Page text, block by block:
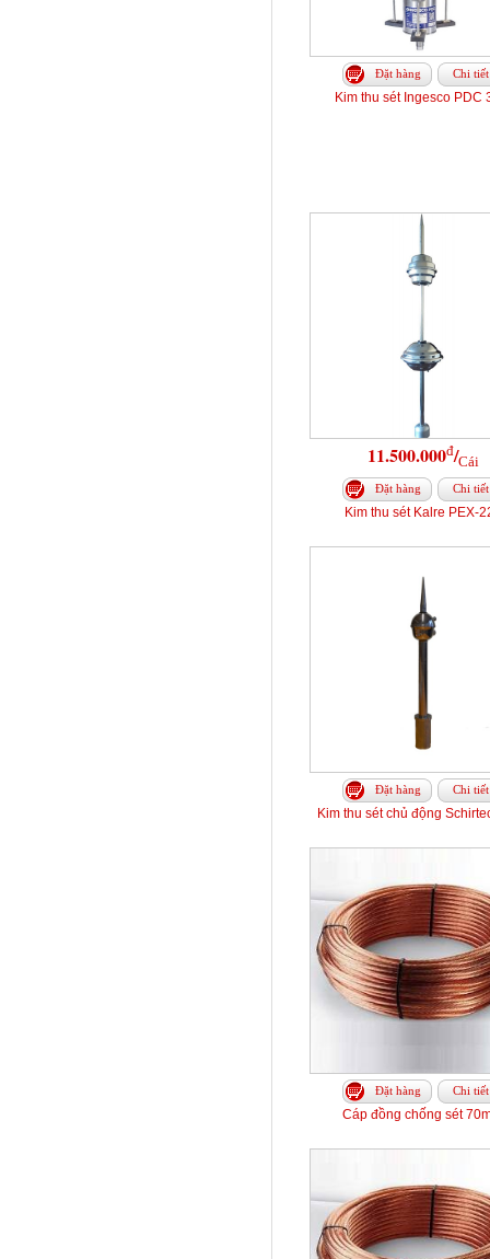
Đặt hàng Chi tiết
Kim thu sét Ingesco PDC
11.500.000đ/Cái
Đặt hàng Chi tiết
Kim thu sét Kalre PEX-
Đặt hàng Chi tiết
Kim thu sét chủ động
Đặt hàng Chi tiết
Cáp đồng chống sét